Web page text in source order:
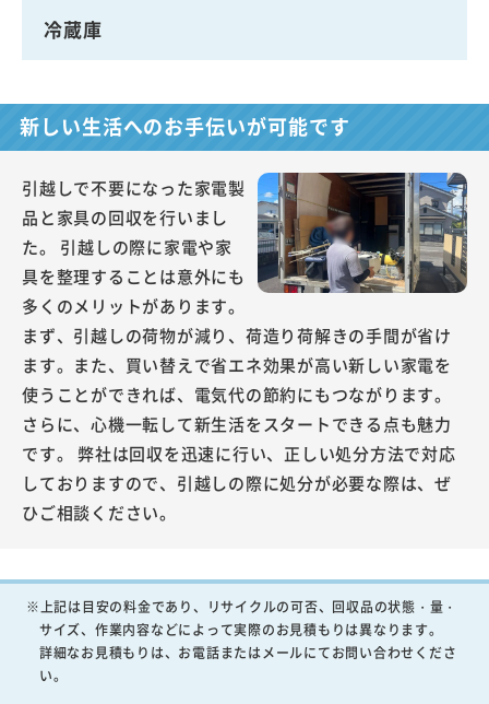
冷蔵庫
新しい生活へのお手伝いが可能です
引越しで不要になった家電製
品と家具の回収を行いまし
た。 引越しの際に家電や家
具を整理することは意外にも
多くのメリットがあります。
まず、引越しの荷物が減り、荷造り荷解きの手間が省け
ます。また、買い替えで省エネ効果が高い新しい家電を
使うことができれば、電気代の節約にもつながります。
さらに、心機一転して新生活をスタートできる点も魅力
です。 弊社は回収を迅速に行い、正しい処分方法で対応
しておりますので、引越しの際に処分が必要な際は、ぜ
ひご相談ください。
※上記は目安の料金であり、リサイクルの可否、回収品の状態・量・
サイズ、作業内容などによって実際のお見積もりは異なります。
詳細なお見積もりは、お電話またはメールにてお問い合わせくださ
い。